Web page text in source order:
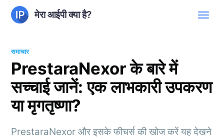
मेरा आईपी क्या है?
समाचार
PrestaraNexor के बारे में
सच्चाई जानें: एक लाभकारी उपकरण
या मृगतृष्णा?
PrestaraNexor और इसके फीचर्स की खोज करें यह देखने